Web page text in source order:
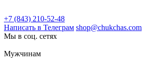
+7 (843) 210-52-48
Написать в Телеграм shop@chukchas.com
Мы в соц. сетях
Мужчинам